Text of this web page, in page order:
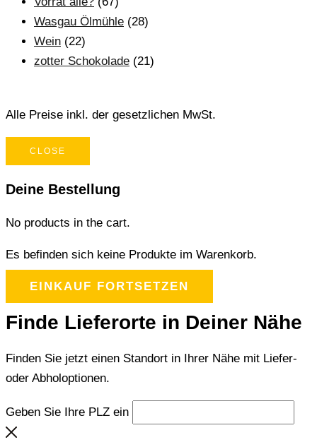
Wasgau Ölmühle (28)
Wein (22)
zotter Schokolade (21)
Alle Preise inkl. der gesetzlichen MwSt.
CLOSE
Deine Bestellung
No products in the cart.
Es befinden sich keine Produkte im Warenkorb.
EINKAUF FORTSETZEN
Finde Lieferorte in Deiner Nähe
Finden Sie jetzt einen Standort in Ihrer Nähe mit Liefer-
oder Abholoptionen.
Geben Sie Ihre PLZ ein